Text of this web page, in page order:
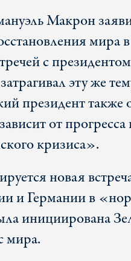
Макрон
мира
с
эту же
президент также
от прогресса
кризиса».
новая
и Германии в
инициирована
мира.